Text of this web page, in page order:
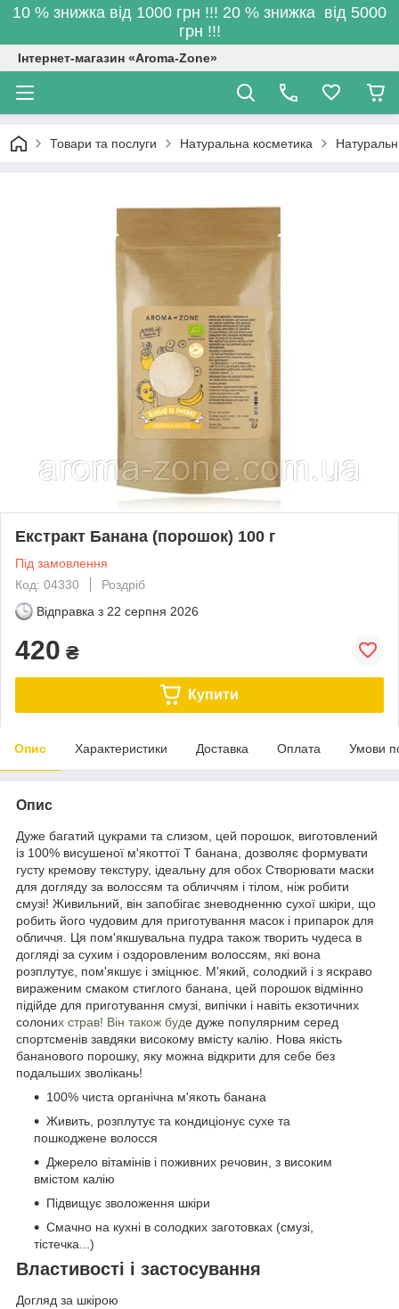
10 % знижка від 1000 грн !!! 20 % знижка від 5000
грн !!!
Інтернет-магазин «Aroma-Zone»
Товари та послуги Натуральна косметика
Екстракт Банана (порошок) 100 г
Під замовлення
Код: 04330
Роздріб
Відправка з 22 серпня 2026
420 ₴
Купити
Опис Характеристики Доставка Оплата Умови
Опис
Дуже багатий цукрами та слизом, цей порошок, виготовлений
із 100% висушеної м'якоттої Т банана, дозволяє формувати
густу кремову текстуру, ідеальну для обох Створювати маски
для догляду за волоссям та обличчям і тілом, ніж робити
смузі! Живильний, він запобігає зневодненню сухої шкіри, що
робить його чудовим для приготування масок і припарок для
обличчя. Ця пом'якшувальна пудра також творить чудеса в
догляді за сухим і оздоровленим волоссям, які вона
розплутує, пом'якшує і зміцнює. М'який, солодкий і з яскраво
вираженим смаком стиглого банана, цей порошок відмінно
підійде для приготування смузі, випічки і навіть екзотичних
солоних страв! Він також буде дуже популярним серед
спортсменів завдяки високому вмісту калію. Нова якість
бананового порошку, яку можна відкрити для себе без
подальших зволікань!
100% чиста органічна м'якоть банана
Живить, розплутує та кондиціонує сухе та
пошкоджене волосся
Джерело вітамінів і поживних речовин, з високим
вмістом калію
Підвищує зволоження шкіри
Смачно на кухні в солодких заготовках (смузі,
тістечка...)
Властивості і застосування
Догляд за шкірою